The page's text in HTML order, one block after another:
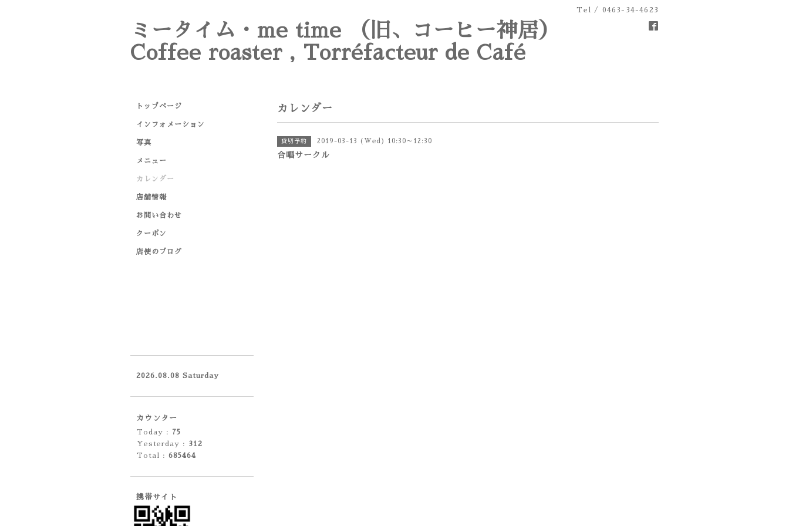
Tel / 0463-34-4623
ミータイム・me time （旧、コーヒー神居）
Coffee roaster , Torréfacteur de Café
カレンダー
貸切予約 2019-03-13 (Wed) 10:30～12:30
合唱サークル
トップページ
インフォメーション
写真
メニュー
カレンダー
店舗情報
お問い合わせ
クーポン
店使のブログ
2026.08.08 Saturday
カウンター
Today : 75
Yesterday : 312
Total : 685464
携帯サイト